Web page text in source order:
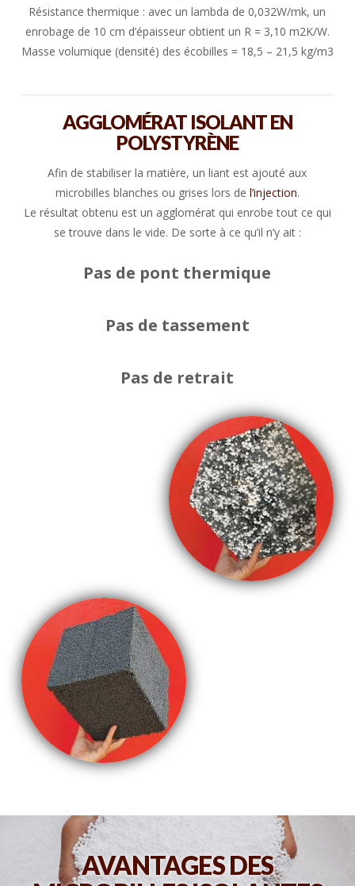
Résistance thermique : avec un lambda de 0,032W/mk, un
enrobage de 10 cm d’épaisseur obtient un R = 3,10 m2K/W.
Masse volumique (densité) des écobilles = 18,5 – 21,5 kg/m3
AGGLOMÉRAT ISOLANT EN
POLYSTYRÈNE
Afin de stabiliser la matière, un liant est ajouté aux
microbilles blanches ou grises lors de l’injection.
Le résultat obtenu est un agglomérat qui enrobe tout ce qui
se trouve dans le vide. De sorte à ce qu’il n’y ait :
Pas de pont thermique
Pas de tassement
Pas de retrait
AVANTAGES DES